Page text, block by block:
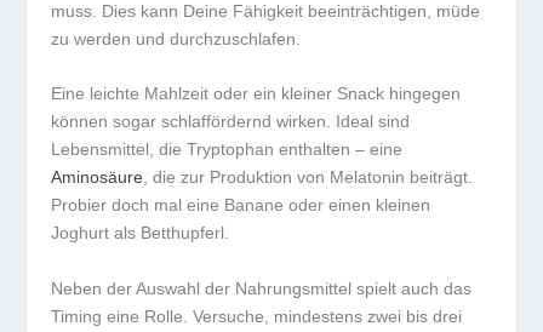
muss. Dies kann Deine Fähigkeit beeinträchtigen, müde
zu werden und durchzuschlafen.
Eine leichte Mahlzeit oder ein kleiner Snack hingegen
können sogar schlaffördernd wirken. Ideal sind
Lebensmittel, die Tryptophan enthalten – eine
Aminosäure, die zur Produktion von Melatonin beiträgt.
Probier doch mal eine Banane oder einen kleinen
Joghurt als Betthupferl.
Neben der Auswahl der Nahrungsmittel spielt auch das
Timing eine Rolle. Versuche, mindestens zwei bis drei